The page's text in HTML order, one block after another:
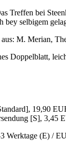
Treffen bei
bey selbigem
M. Merian,
Doppelblatt,
19,90
[S], 3,45
(E) /